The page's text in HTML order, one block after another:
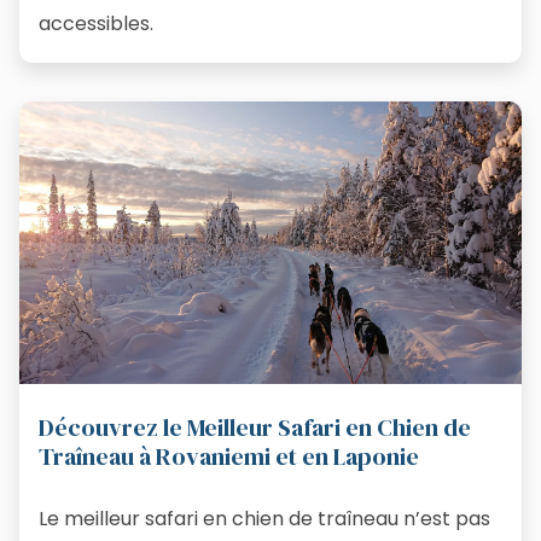
accessibles.
Découvrez le Meilleur Safari en Chien de
Traîneau à Rovaniemi et en Laponie
Le meilleur safari en chien de traîneau n’est pas